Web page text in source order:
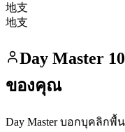
地支
地支
Day Master
ของคุณ
Day Master บอกบุคลิกพื้